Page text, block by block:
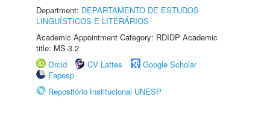
Department: DEPARTAMENTO DE ESTUDOS
LINGUÍSTICOS E LITERÁRIOS
Academic Appointment Category: RDIDP Academic
title: MS-3.2
Orcid
CV Lattes
Google Scholar
Fapesp
Repositório Institucional UNESP